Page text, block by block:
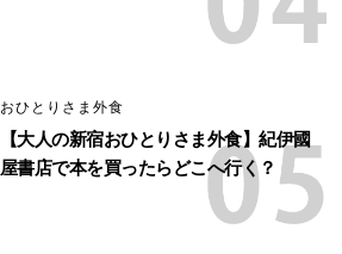
おひとりさま外食
【大人の新宿おひとりさま外食】紀伊國
屋書店で本を買ったらどこへ行く？